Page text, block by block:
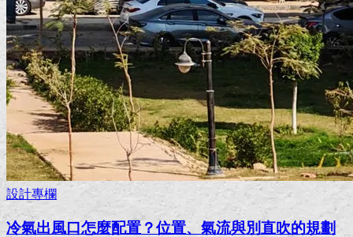
設計專欄
冷氣出風口怎麼配置？位置、氣流與別直吹的規劃